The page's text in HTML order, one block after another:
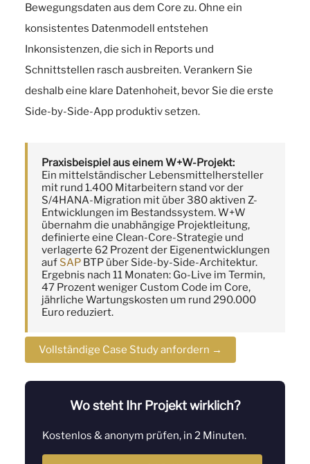
Bewegungsdaten aus dem Core zu. Ohne ein
konsistentes Datenmodell entstehen
Inkonsistenzen, die sich in Reports und
Schnittstellen rasch ausbreiten. Verankern Sie
deshalb eine klare Datenhoheit, bevor Sie die erste
Side-by-Side-App produktiv setzen.
Praxisbeispiel aus einem W+W-Projekt:
Ein mittelständischer Lebensmittelhersteller
mit rund 1.400 Mitarbeitern stand vor der
S/4HANA-Migration mit über 380 aktiven Z-
Entwicklungen im Bestandssystem. W+W
übernahm die unabhängige Projektleitung,
definierte eine Clean-Core-Strategie und
verlagerte 62 Prozent der Eigenentwicklungen
auf SAP BTP über Side-by-Side-Architektur.
Ergebnis nach 11 Monaten: Go-Live im Termin,
47 Prozent weniger Custom Code im Core,
jährliche Wartungskosten um rund 290.000
Euro reduziert.
Vollständige Case Study anfordern →
Wo steht Ihr Projekt wirklich?
Kostenlos & anonym prüfen, in 2 Minuten.